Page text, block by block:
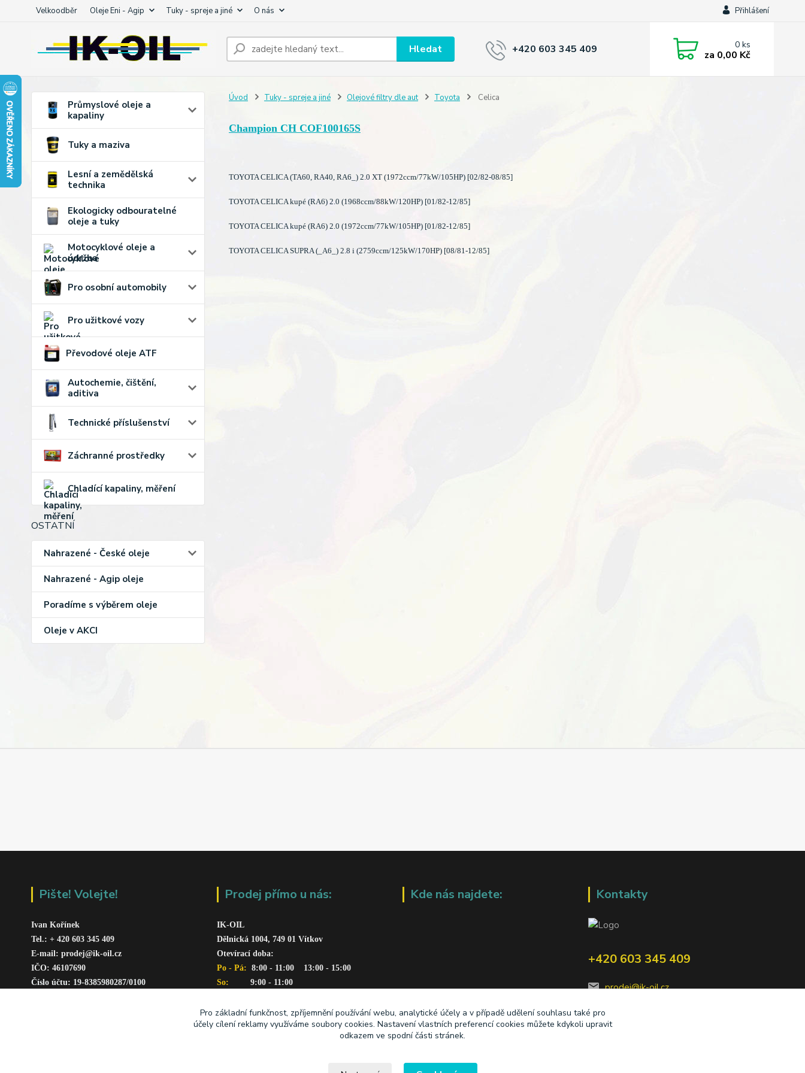
Velkoodběr Oleje Eni - Agip Tuky - spreje a jiné O nás Přihlášení
Hledat +420 603 345 409 0ks
za 0,00 Kč
Průmyslové oleje a
kapaliny
Tuky a maziva
Lesní a zemědělská
technika
Ekologicky odbouratelné
oleje a tuky
Motocyklové oleje a
údržba
Pro osobní automobily
Pro užitkové vozy
Převodové oleje ATF
Autochemie, čištění,
aditiva
Technické příslušenství
Záchranné prostředky
Chladící kapaliny, měření
OSTATNÍ
Nahrazené - České oleje
Nahrazené - Agip oleje
Poradíme s výběrem oleje
Oleje v AKCI
Úvod Tuky - spreje a jiné Olejové filtry dle aut Toyota Celica
Champion CH COF100165S
TOYOTA CELICA (TA60, RA40, RA6_) 2.0 XT (1972ccm/77kW/105HP) [02/82-08/85]
TOYOTA CELICA kupé (RA6) 2.0 (1968ccm/88kW/120HP) [01/82-12/85]
TOYOTA CELICA kupé (RA6) 2.0 (1972ccm/77kW/105HP) [01/82-12/85]
TOYOTA CELICA SUPRA (_A6_) 2.8 i (2759ccm/125kW/170HP) [08/81-12/85]
Pište! Volejte!
Ivan Kořínek
Tel.: + 420 603 345 409
E-mail: prodej@ik-oil.cz
IČO: 46107690
Číslo účtu: 19-8385980287/0100
Prodej přímo u nás:
IK-OIL
Dělnická 1004, 749 01 Vítkov
Otevírací doba:
Po - Pá: 8:00 - 11:00    13:00 - 15:00
So:
      9:00 - 11:00
Kde nás najdete: Kontakty
+420 603 345 409
prodej@ik-oil.cz
Pro základní funkčnost, zpříjemnění používání webu, analytické účely a v případě udělení souhlasu také pro
účely cílení reklamy využíváme soubory cookies. Nastavení vlastních preferencí cookies můžete kdykoli upravit
odkazem ve spodní části stránek.